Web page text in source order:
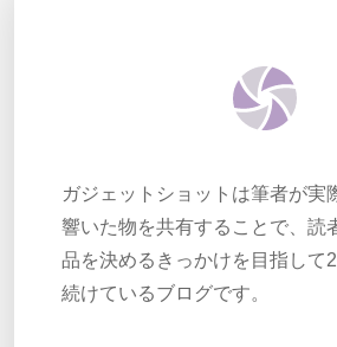
ガジェットショットは筆者が実
響いた物を共有することで、読
品を決めるきっかけを目指して
続けているブログです。